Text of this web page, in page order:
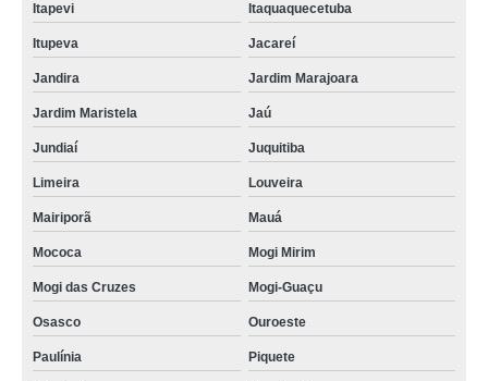
Itapevi Itaquaquecetuba
Itupeva Jacareí
Jandira Jardim Marajoara
Jardim Maristela Jaú
Jundiaí Juquitiba
Limeira Louveira
Mairiporã Mauá
Mococa Mogi Mirim
Mogi das Cruzes Mogi-Guaçu
Osasco Ouroeste
Paulínia Piquete